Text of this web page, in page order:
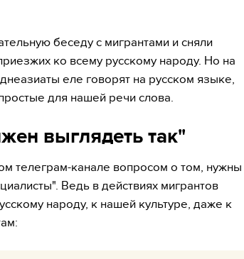
беседу с мигрантами и сняли
ко всему русскому народу. Но на
еле говорят на русском языке,
для нашей речи слова.
выглядеть так"
телеграм-канале вопросом о том, нужны
Ведь в действиях мигрантов
народу, к нашей культуре, даже к